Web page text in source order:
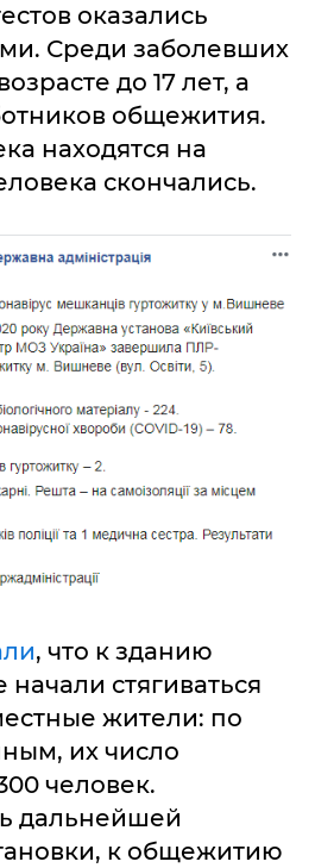
оказались
Среди заболевших
до 17 лет, а
общежития.
находятся на
скончались.
, что к зданию
стягиваться
жители: по
их число
человек.
дальнейшей
к общежитию